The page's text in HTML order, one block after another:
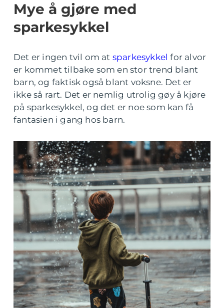
Mye å gjøre med
sparkesykkel
Det er ingen tvil om at sparkesykkel for alvor
er kommet tilbake som en stor trend blant
barn, og faktisk også blant voksne. Det er
ikke så rart. Det er nemlig utrolig gøy å kjøre
på sparkesykkel, og det er noe som kan få
fantasien i gang hos barn.